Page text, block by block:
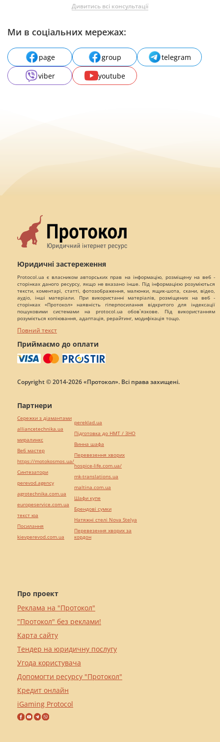
Дивитись всі консультації
Ми в соціальних мережах:
page group
telegram
viber
youtube
Юридичні застереження
Protocol.ua є власником авторських прав на інформацію, розміщену на веб -
сторінках даного ресурсу, якщо не вказано інше. Під інформацією розуміються
тексти, коментарі, статті, фотозображення, малюнки, ящик-шота, скани, відео,
аудіо, інші матеріали. При використанні матеріалів, розміщених на веб -
сторінках «Протокол» наявність гіперпосилання відкритого для індексації
пошуковими системами на protocol.ua обов`язкове. Під використанням
розуміється копіювання, адаптація, рерайтинг, модифікація тощо.
Повний текст
Приймаємо до оплати
Copyright © 2014-2026 «Протокол». Всі права захищені.
Про проект
Реклама на "Протокол"
"Протокол" без реклами!
Карта сайту
Тендер на юридичну послугу
Угода користувача
Допомогти ресурсу "Протокол"
Кредит онлайн
iGaming Protocol
Партнери
Сережки з діамантами
alliancetechnika.ua
миралинкс
Веб мастер
https://motokosmos.ua/
Синтезатори
perevod.agency
agrotechnika.com.ua
europeservice.com.ua
текст юа
Посилання
kievperevod.com.ua
pereklad.ua
Підготовка до НМТ / ЗНО
Винна шафа
Перевезення хворих
hospice-life.com.ua/
mk-translations.ua
maltina.com.ua
Шафи купе
Брендові сумки
Натяжні стелі Nova Stelya
Перевезення хворих за
кордон